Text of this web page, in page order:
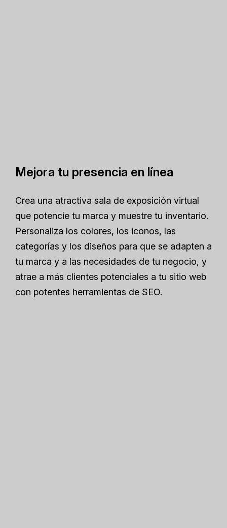
Mejora tu presencia en línea
Crea una atractiva sala de exposición virtual
que potencie tu marca y muestre tu inventario.
Personaliza los colores, los iconos, las
categorías y los diseños para que se adapten a
tu marca y a las necesidades de tu negocio, y
atrae a más clientes potenciales a tu sitio web
con potentes herramientas de SEO.